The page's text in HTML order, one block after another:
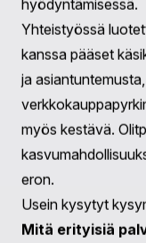
Strategia,
Praella tekee
dataan perustuvia
latausnopeutta,
saavutettavuutta.
Konsultointi
Hyödynnä